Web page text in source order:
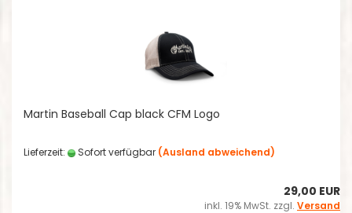
Martin Baseball Cap black CFM Logo
Lieferzeit: Sofort verfügbar (Ausland abweichend)
29,00 EUR
inkl. 19% MwSt. zzgl. Versand